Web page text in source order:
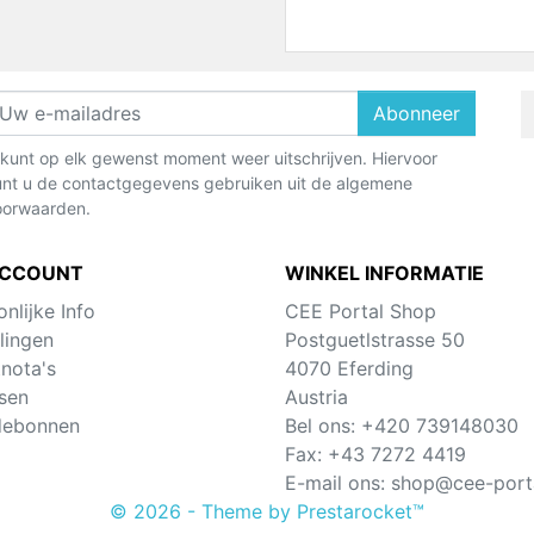
Abonneer
op elk gewenst moment weer uitschrijven. Hiervoor
u de contactgegevens gebruiken uit de algemene
Info
WINKEL INFORMATIE
CEE Portal Shop
Postguetlstrasse 50
4070 Eferding
Austria
Bel ons: +420 739148030
Fax: +43 7272 4419
E-mail ons: shop@cee-
© 2026 - Theme by Prestarocket™